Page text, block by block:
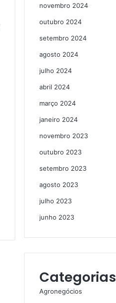
novembro 2024
outubro 2024
setembro 2024
agosto 2024
julho 2024
abril 2024
março 2024
janeiro 2024
novembro 2023
outubro 2023
setembro 2023
agosto 2023
julho 2023
junho 2023
Categorias
Agronegócios